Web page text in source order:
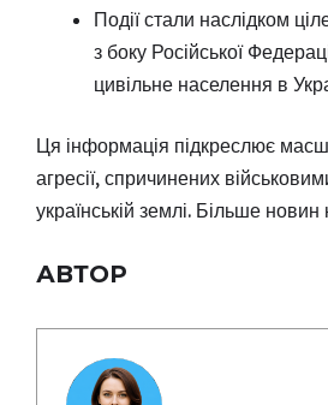
Події стали наслідком
з боку Російської
цивільне населення в
Ця інформація підкреслює
агресії, спричинених
українській землі. Більше новин
АВТОР